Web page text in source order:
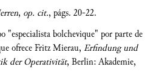
, op. cit., págs. 20-22.
"especialista bolchevique" por parte de
ofrece Fritz Mierau, Erfindung und
der Operativität, Berlin: Akademie,